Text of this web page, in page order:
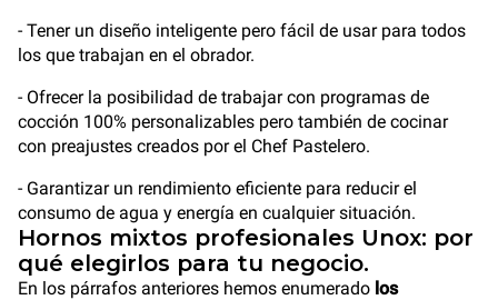
- Tener un diseño inteligente pero fácil de usar para todos
los que trabajan en el obrador.
- Ofrecer la posibilidad de trabajar con programas de
cocción 100% personalizables pero también de cocinar
con preajustes creados por el Chef Pastelero.
- Garantizar un rendimiento eficiente para reducir el
consumo de agua y energía en cualquier situación.
Hornos mixtos profesionales Unox: por
qué elegirlos para tu negocio.
En los párrafos anteriores hemos enumerado los